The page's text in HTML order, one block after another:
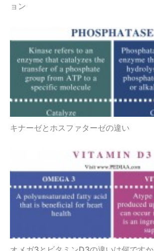
ョン
キナーゼとホスファターゼの違い